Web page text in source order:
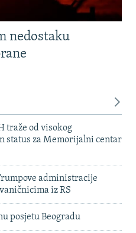
nedostaku
traže od visokog
status za Memorijalni centar
administracije
iz RS
posjetu Beogradu